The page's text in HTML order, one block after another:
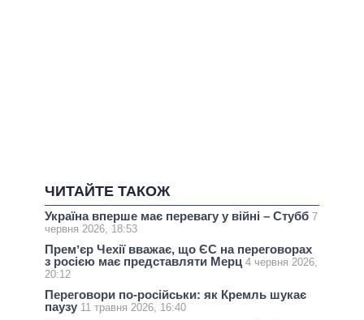
ЧИТАЙТЕ ТАКОЖ
Україна вперше має перевагу у війні – Стубб 7
червня 2026, 18:53
Премʼєр Чехії вважає, що ЄС на переговорах
з росією має представляти Мерц 4 червня 2026,
20:12
Переговори по-російськи: як Кремль шукає
паузу 11 травня 2026, 16:40